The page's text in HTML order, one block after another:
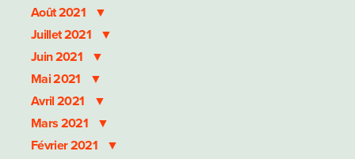
Août 2021
Juillet 2021
Juin 2021
Mai 2021
Avril 2021
Mars 2021
Février 2021